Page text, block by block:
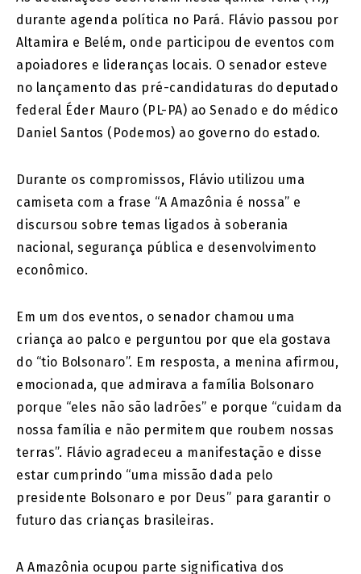
durante agenda política no Pará. Flávio passou por
Altamira e Belém, onde participou de eventos com
apoiadores e lideranças locais. O senador esteve
no lançamento das pré-candidaturas do deputado
federal Éder Mauro (PL-PA) ao Senado e do médico
Daniel Santos (Podemos) ao governo do estado.
Durante os compromissos, Flávio utilizou uma
camiseta com a frase “A Amazônia é nossa” e
discursou sobre temas ligados à soberania
nacional, segurança pública e desenvolvimento
econômico.
Em um dos eventos, o senador chamou uma
criança ao palco e perguntou por que ela gostava
do “tio Bolsonaro”. Em resposta, a menina afirmou,
emocionada, que admirava a família Bolsonaro
porque “eles não são ladrões” e porque “cuidam da
nossa família e não permitem que roubem nossas
terras”. Flávio agradeceu a manifestação e disse
estar cumprindo “uma missão dada pelo
presidente Bolsonaro e por Deus” para garantir o
futuro das crianças brasileiras.
A Amazônia ocupou parte significativa dos